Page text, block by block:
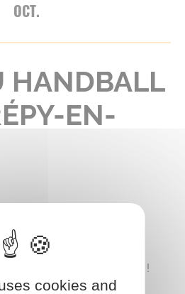
OCT.
HANDBALL
EN-
retour le 6 octobre 2024 !
cookies and